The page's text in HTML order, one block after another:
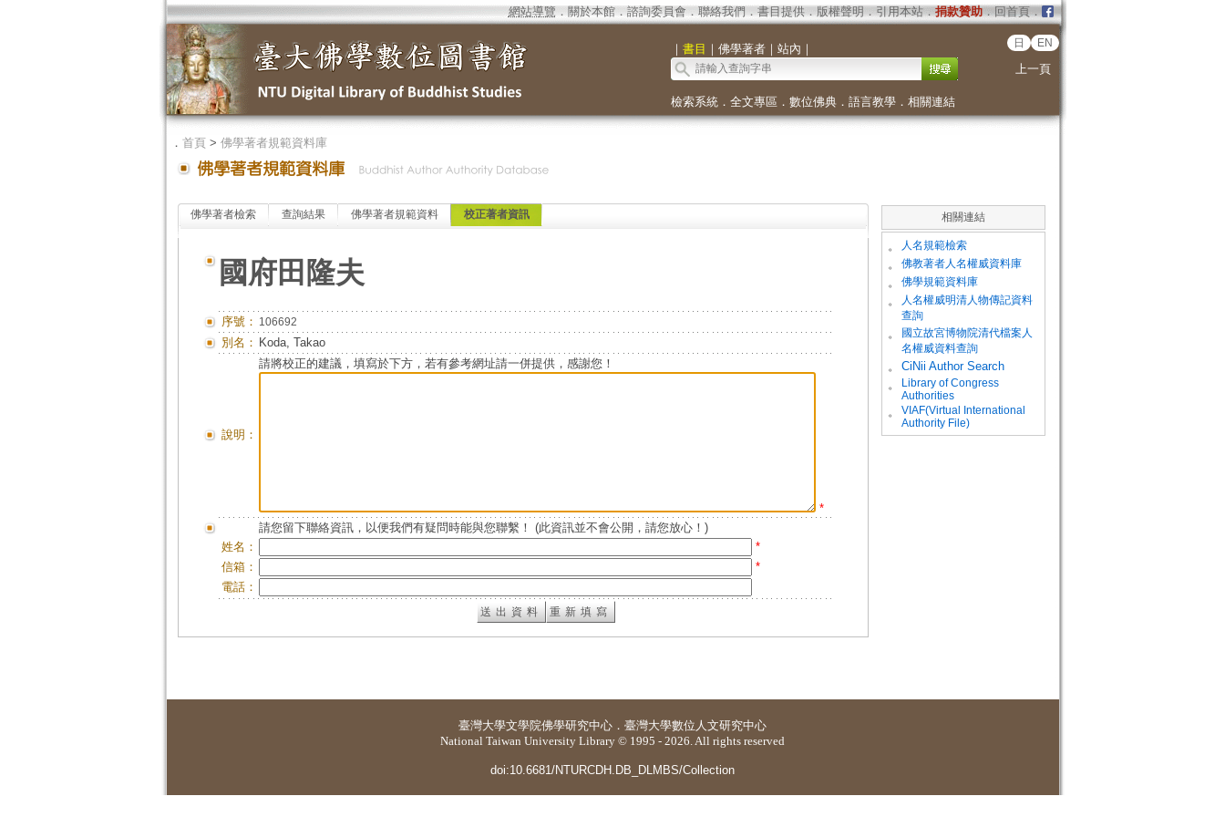
網站導覽 ． 關於本館． 諮詢委員會． 聯絡我們 ． 書目提供． 版權聲明 ． 引用本站． 捐款贊助．回首頁．
｜ 書目 ｜ 佛學著者｜ 站內 ｜ 日 EN
上一頁
檢索系統． 全文專區 ． 數位佛典． 語言教學． 相關連結
． 首頁> 佛學著者規範資料庫
佛學著者檢索 查詢結果 佛學著者規範資料 校正著者資訊
國府田隆夫
序號： 106692
別名： Koda, Takao
說明：
請將校正的建議，填寫於下方，若有參考網址請一併提供，感謝您！
*
請您留下聯絡資訊，以便我們有疑問時能與您聯繫！ (此資訊並不會公開，請您放心！)
姓名：
*
信箱：
*
電話：
相關連結
。 人名規範檢索
。 佛教著者人名權威資料庫
。 佛學規範資料庫
。
人名權威明清人物傳記資料
查詢
。
國立故宮博物院清代檔案人
名權威資料查詢
。
CiNii Author Search
。
Library of Congress
Authorities
。
VIAF(Virtual International
Authority File)
臺灣大學文學院佛學研究中心 ． 臺灣大學數位人文研究中心
National Taiwan University Library © 1995 - 2026. All rights reserved
doi:10.6681/NTURCDH.DB_DLMBS/Collection